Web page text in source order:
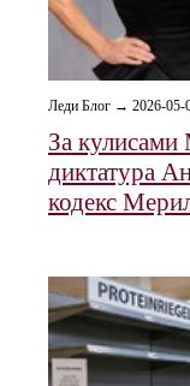
Леди Блог → 2026-05-
За
диктатура
кодекс